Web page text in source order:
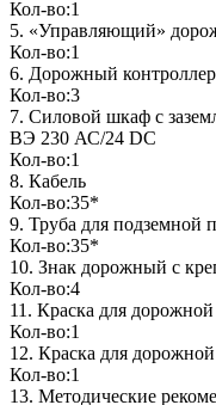
Кол-во:1
5. «Управляющий»
Кол-во:1
6. Дорожный
Кол-во:3
7. Силовой шкаф с
ВЭ 230 АС/24 DC
Кол-во:1
8. Кабель
Кол-во:35*
9. Труба для подземной
Кол-во:35*
10. Знак дорожный с
Кол-во:4
11. Краска для дорожной
Кол-во:1
12. Краска для
Кол-во:1
13. Методические